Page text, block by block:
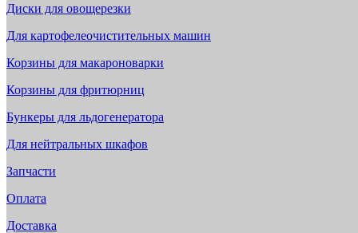
Диски для овощерезки
Для картофелеочистительных машин
Корзины для макароноварки
Корзины для фритюрниц
Бункеры для льдогенератора
Для нейтральных шкафов
Запчасти
Оплата
Доставка